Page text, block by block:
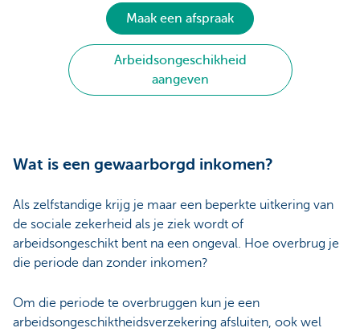
Maak een afspraak
Arbeidsongeschikheid
aangeven
Wat is een gewaarborgd inkomen?
Als zelfstandige krijg je maar een beperkte uitkering van
de sociale zekerheid als je ziek wordt of
arbeidsongeschikt bent na een ongeval. Hoe overbrug je
die periode dan zonder inkomen?
Om die periode te overbruggen kun je een
arbeidsongeschiktheidsverzekering afsluiten, ook wel